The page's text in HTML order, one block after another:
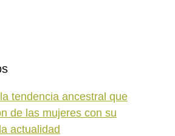
tendencia ancestral que
de las mujeres con su
actualidad